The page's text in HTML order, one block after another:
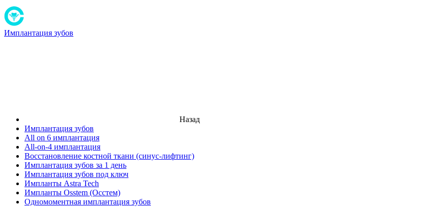
Имплантация зубов
Назад
Имплантация зубов
All on 6 имплантация
All-on-4 имплантация
Восстановление костной ткани (синус-лифтинг)
Имплантация зубов за 1 день
Имплантация зубов под ключ
Импланты Astra Tech
Импланты Osstem (Осстем)
Одномоментная имплантация зубов